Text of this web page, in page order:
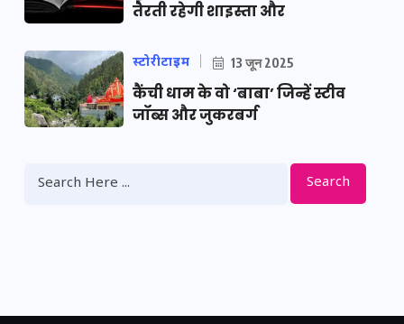
तैरती रहेगी शाइस्ता और
स्टोरीटाइम 13 जून 2025
कैंची धाम के वो ‘बाबा’ जिन्हें स्टीव
जॉब्स और जुकरबर्ग
Search